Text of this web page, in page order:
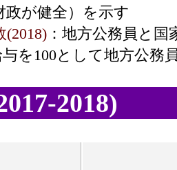
が健全）を示す
：地方公務員と
を100として地方公務
2018)